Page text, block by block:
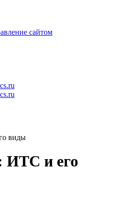
сайтом
виды
ИТС и его